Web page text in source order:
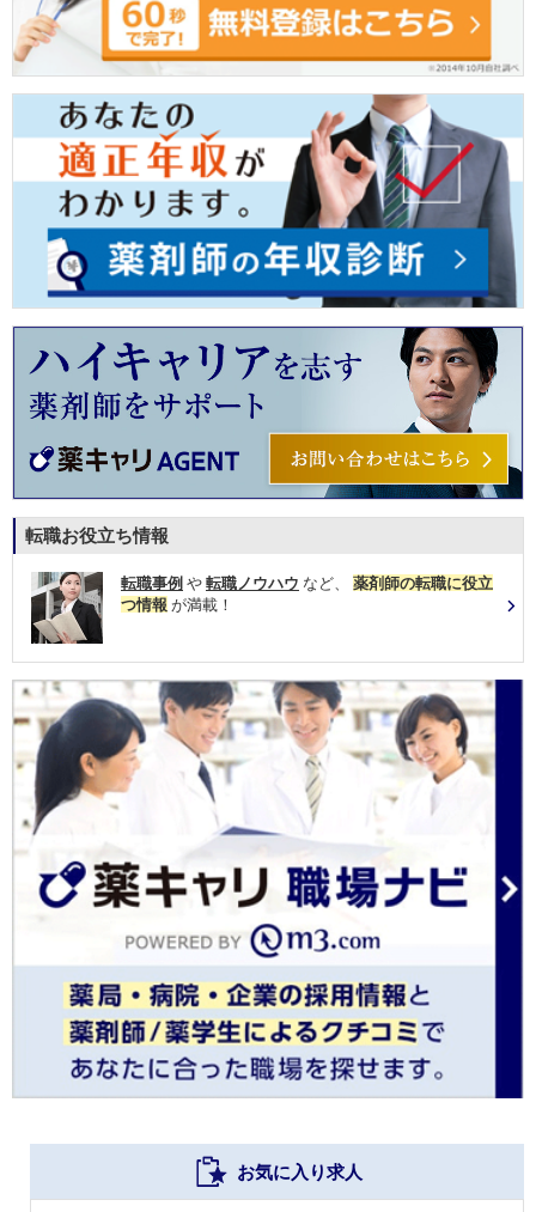
転職お役立ち情報
転職事例 や 転職ノウハウ など、 薬剤師の転職に役立
つ情報 が満載！
お気に入り求人